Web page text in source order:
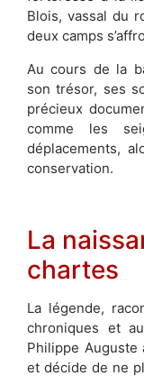
Blois, vassal du
deux camps
Au cours de la
son trésor, ses
précieux
comme les
déplacements,
conservation.
La
chartes
La légende,
chroniques et
Philippe
et décide de ne